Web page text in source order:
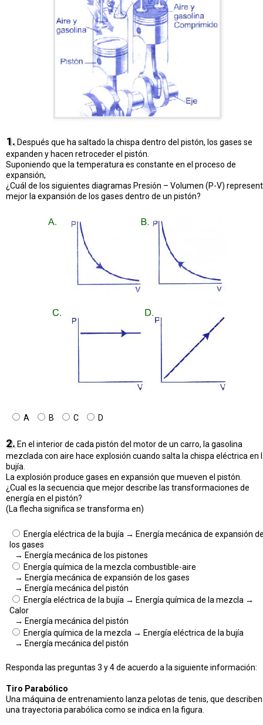
1. Después que ha saltado la chispa dentro del pistón, los gases se
expanden y hacen retroceder el pistón.
Suponiendo que la temperatura es constante en el proceso de
expansión,
¿Cuál de los siguientes diagramas Presión – Volumen (P-V)
mejor la expansión de los gases dentro de un pistón?
A B C D
2. En el interior de cada pistón del motor de un carro, la gasolina
mezclada con aire hace explosión cuando salta la chispa eléctrica en
bujía.
La explosión produce gases en expansión que mueven el pistón.
¿Cual es la secuencia que mejor describe las transformaciones de
energía en el pistón?
(La flecha significa se transforma en)
Energía eléctrica de la bujía → Energía mecánica de expansión
los gases
→ Energía mecánica de los pistones
Energía química de la mezcla combustible-aire
→ Energía mecánica de expansión de los gases
→ Energía mecánica del pistón
Energía eléctrica de la bujía → Energía química de la mezcla →
Calor
→ Energía mecánica del pistón
Energía química de la mezcla → Energía eléctrica de la bujía
→ Energía mecánica del pistón
Responda las preguntas 3 y 4 de acuerdo a la siguiente información:
Tiro Parabólico
Una máquina de entrenamiento lanza pelotas de tenis, que describen
una trayectoria parabólica como se indica en la figura.